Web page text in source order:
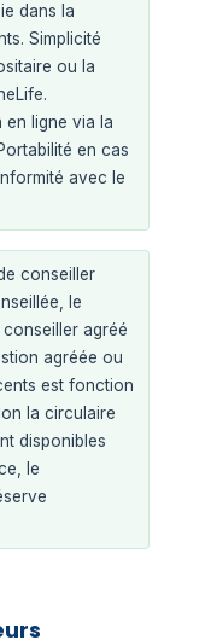
dans la
Simplicité
ou la
en ligne via la
en cas
avec le
conseiller
le
agréé
agréée ou
est fonction
la circulaire
disponibles
le